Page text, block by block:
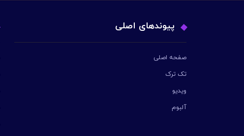
پیوندهای اصلی
صفحه اصلی
تک ترک
ویدیو
آلبوم